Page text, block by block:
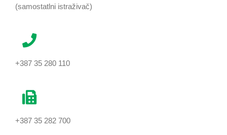
(samostatlni istraživač)
+387 35 280 110
+387 35 282 700